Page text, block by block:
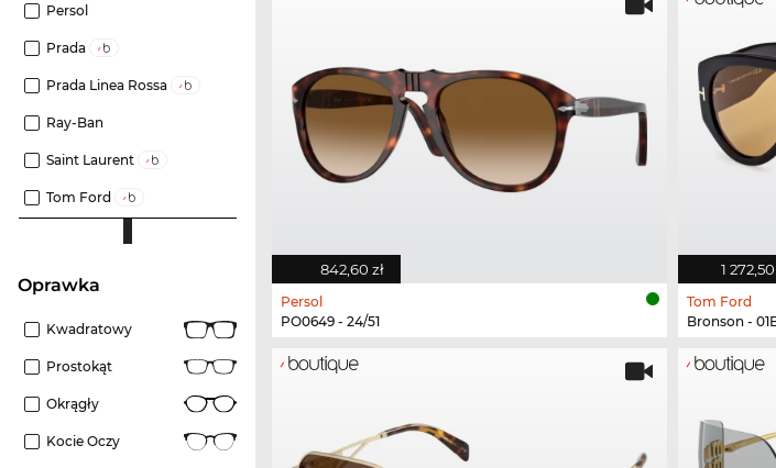
Persol
Prada
Prada Linea Rossa
Ray-Ban
Saint Laurent
Tom Ford
oprawka
Kwadratowy
Prostokąt
Okrągły
Kocie Oczy
842,60 zł
Persol
PO0649 - 24/51
1 272,50
Tom Ford
Bronson -